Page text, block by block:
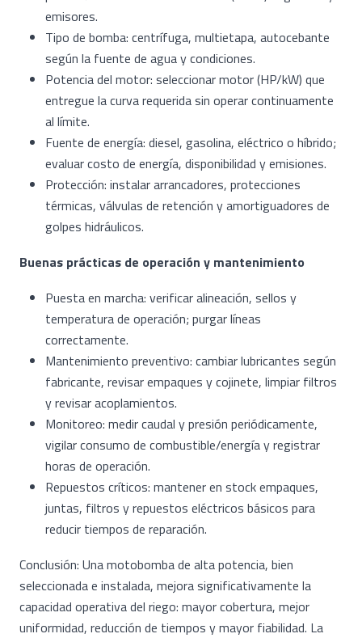
emisores.
Tipo de bomba: centrífuga, multietapa, autocebante
según la fuente de agua y condiciones.
Potencia del motor: seleccionar motor (HP/kW) que
entregue la curva requerida sin operar continuamente
al límite.
Fuente de energía: diesel, gasolina, eléctrico o híbrido;
evaluar costo de energía, disponibilidad y emisiones.
Protección: instalar arrancadores, protecciones
térmicas, válvulas de retención y amortiguadores de
golpes hidráulicos.
Buenas prácticas de operación y mantenimiento
Puesta en marcha: verificar alineación, sellos y
temperatura de operación; purgar líneas
correctamente.
Mantenimiento preventivo: cambiar lubricantes según
fabricante, revisar empaques y cojinete, limpiar filtros
y revisar acoplamientos.
Monitoreo: medir caudal y presión periódicamente,
vigilar consumo de combustible/energía y registrar
horas de operación.
Repuestos críticos: mantener en stock empaques,
juntas, filtros y repuestos eléctricos básicos para
reducir tiempos de reparación.
Conclusión: Una motobomba de alta potencia, bien
seleccionada e instalada, mejora significativamente la
capacidad operativa del riego: mayor cobertura, mejor
uniformidad, reducción de tiempos y mayor fiabilidad. La